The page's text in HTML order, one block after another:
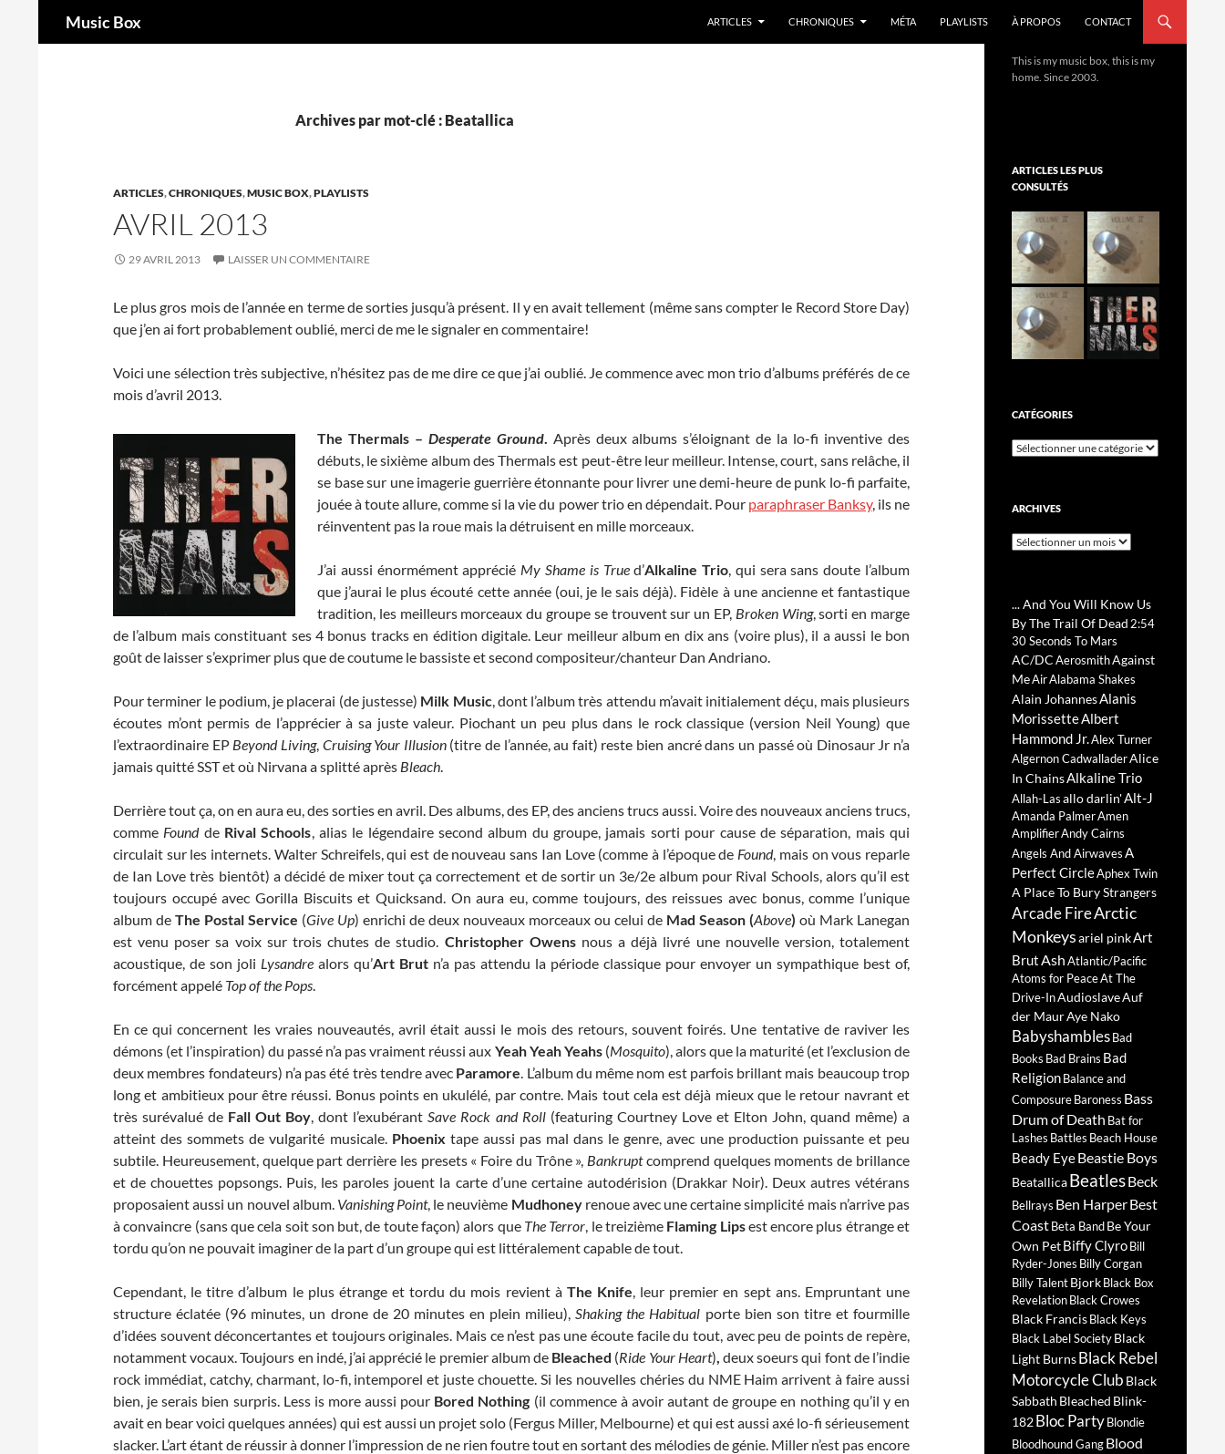
Music Box ARTICLES CHRONIQUES MÉTA PLAYLISTS À PROPOS CONTACT
Archives par mot-clé : Beatallica
ARTICLES,CHRONIQUES,MUSIC BOX,PLAYLISTS
AVRIL 2013
29 AVRIL 2013 LAISSER UN COMMENTAIRE
Le plus gros mois de l’année en terme de sorties jusqu’à présent. Il y en avait tellement (même sans compter le Record Store Day)
que j’en ai fort probablement oublié, merci de me le signaler en commentaire!
Voici une sélection très subjective, n’hésitez pas de me dire ce que j’ai oublié. Je commence avec mon trio d’albums préférés de ce
mois d’avril 2013.
The Thermals – Desperate Ground. Après deux albums s’éloignant de la lo-fi inventive des
débuts, le sixième album des Thermals est peut-être leur meilleur. Intense, court, sans relâche, il
se base sur une imagerie guerrière étonnante pour livrer une demi-heure de punk lo-fi parfaite,
jouée à toute allure, comme si la vie du power trio en dépendait. Pour paraphraser Banksy, ils ne
réinventent pas la roue mais la détruisent en mille morceaux.
J’ai aussi énormément apprécié My Shame is Trued’Alkaline Trio, qui sera sans doute l’album
que j’aurai le plus écouté cette année (oui, je le sais déjà). Fidèle à une ancienne et fantastique
tradition, les meilleurs morceaux du groupe se trouvent sur un EP, Broken Wing, sorti en marge
de l’album mais constituant ses 4 bonus tracks en édition digitale. Leur meilleur album en dix ans (voire plus), il a aussi le bon
goût de laisser s’exprimer plus que de coutume le bassiste et second compositeur/chanteur Dan Andriano.
Pour terminer le podium, je placerai (de justesse) Milk Music, dont l’album très attendu m’avait initialement déçu, mais plusieurs
écoutes m’ont permis de l’apprécier à sa juste valeur. Piochant un peu plus dans le rock classique (version Neil Young) que
l’extraordinaire EP Beyond Living, Cruising Your Illusion(titre de l’année, au fait) reste bien ancré dans un passé où Dinosaur Jr n’a
jamais quitté SST et où Nirvana a splitté après Bleach.
Derrière tout ça, on en aura eu, des sorties en avril. Des albums, des EP, des anciens trucs aussi. Voire des nouveaux anciens trucs,
comme Foundde Rival Schools, alias le légendaire second album du groupe, jamais sorti pour cause de séparation, mais qui
circulait sur les internets. Walter Schreifels, qui est de nouveau sans Ian Love (comme à l’époque de Found, mais on vous reparle
de Ian Love très bientôt) a décidé de mixer tout ça correctement et de sortir un 3e/2e album pour Rival Schools, alors qu’il est
toujours occupé avec Gorilla Biscuits et Quicksand. On aura eu, comme toujours, des reissues avec bonus, comme l’unique
album de The Postal Service (Give Up) enrichi de deux nouveaux morceaux ou celui de Mad Season (Above) où Mark Lanegan
est venu poser sa voix sur trois chutes de studio. Christopher Owensnous a déjà livré une nouvelle version, totalement
acoustique, de son joli Lysandre alors qu’Art Brut n’a pas attendu la période classique pour envoyer un sympathique best of,
forcément appelé Top of the Pops.
En ce qui concernent les vraies nouveautés, avril était aussi le mois des retours, souvent foirés. Une tentative de raviver les
démons (et l’inspiration) du passé n’a pas vraiment réussi aux Yeah Yeah Yeahs (Mosquito), alors que la maturité (et l’exclusion de
deux membres fondateurs) n’a pas été très tendre avec Paramore. L’album du même nom est parfois brillant mais beaucoup trop
long et ambitieux pour être réussi. Bonus points en ukulélé, par contre. Mais tout cela est déjà mieux que le retour navrant et
très surévalué de Fall Out Boy, dont l’exubérantSave Rock and Roll(featuring Courtney Love et Elton John, quand même) a
atteint des sommets de vulgarité musicale. Phoenix tape aussi pas mal dans le genre, avec une production puissante et peu
subtile. Heureusement, quelque part derrière les presets « Foire du Trône », Bankruptcomprend quelques moments de brillance
et de chouettes popsongs. Puis, les paroles jouent la carte d’une certaine autodérision (Drakkar Noir). Deux autres vétérans
proposaient aussi un nouvel album. Vanishing Point, le neuvième Mudhoneyrenoue avec une certaine simplicité mais n’arrive pas
à convaincre (sans que cela soit son but, de toute façon) alors que The Terror, le treizième Flaming Lipsest encore plus étrange et
tordu qu’on ne pouvait imaginer de la part d’un groupe qui est littéralement capable de tout.
Cependant, le titre d’album le plus étrange et tordu du mois revient à The Knife, leur premier en sept ans. Empruntant une
structure éclatée (96 minutes, un drone de 20 minutes en plein milieu),Shaking the Habitual porte bien son titre et fourmille
d’idées souvent déconcertantes et toujours originales. Mais ce n’est pas une écoute facile du tout, avec peu de points de repère,
notamment vocaux. Toujours en indé, j’ai apprécié le premier album de Bleached (Ride Your Heart), deux soeurs qui font de l’indie
rock immédiat, catchy, charmant, lo-fi, intemporel et juste chouette. Si les nouvelles chéries du NME Haim arrivent à faire aussi
bien, je serais bien surpris. Less is more aussi pour Bored Nothing (il commence à avoir autant de groupe en nothing qu’il y en
avait en bear voici quelques années) qui est aussi un projet solo (Fergus Miller, Melbourne) et qui est aussi axé lo-fi sérieusement
slacker. L’art étant de réussir à donner l’impression de ne rien foutre tout en sortant des mélodies de génie. Miller n’est pas encore
This is my music box, this is my
home. Since 2003.
ARTICLES LES PLUS
CONSULTÉS
CATÉGORIES
Catégories
ARCHIVES
Archives
... And You Will Know Us
By The Trail Of Dead 2:54
30 Seconds To Mars
AC/DCAerosmithAgainst
MeAirAlabama Shakes
Alain JohannesAlanis
MorissetteAlbert
Hammond Jr.Alex Turner
Algernon CadwalladerAlice
In ChainsAlkaline Trio
Allah-Lasallo darlin'Alt-J
Amanda PalmerAmen
AmplifierAndy Cairns
Angels And AirwavesA
Perfect CircleAphex Twin
A Place To Bury Strangers
Arcade FireArctic
Monkeysariel pinkArt
BrutAshAtlantic/Pacific
Atoms for PeaceAt The
Drive-InAudioslaveAuf
der MaurAye Nako
BabyshamblesBad
Books Bad Brains Bad
ReligionBalance and
ComposureBaroness Bass
Drum of Death Bat for
Lashes Battles Beach House
Beady EyeBeastie Boys
BeatallicaBeatlesBeck
Bellrays Ben HarperBest
CoastBeta BandBe Your
Own PetBiffy ClyroBill
Ryder-Jones Billy Corgan
Billy TalentBjorkBlack Box
RevelationBlack Crowes
Black FrancisBlack Keys
Black Label SocietyBlack
Light Burns Black Rebel
Motorcycle Club Black
Sabbath Bleached Blink-
182 Bloc PartyBlondie
Bloodhound GangBlood